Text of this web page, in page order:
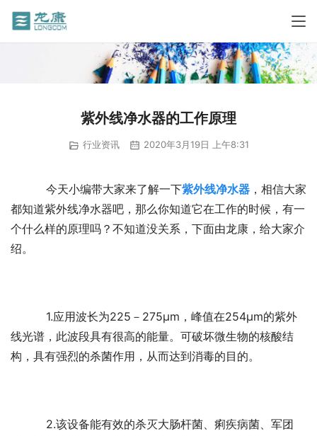
紫外线净水器的工作原理
行业资讯 2020年3月19日 上午8:31
	  今天小编带大家来了解一下
紫外线净水器 ，相信大家
都知道紫外线净水器吧，那么你知道它在工作的时候，有一
个什么样的原理吗？不知道没关系，下面由龙康，给大家介
绍。
线光谱，此波段具有很高的能量。可破坏微生物的核酸结
构，具有强烈的杀菌作用，从而达到消毒的目的。